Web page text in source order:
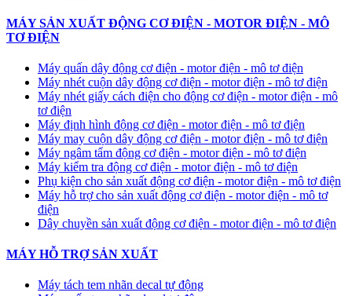
MÁY SẢN XUẤT ĐỘNG CƠ ĐIỆN - MOTOR ĐIỆN - MÔ
TƠ ĐIỆN
Máy quấn dây động cơ điện - motor điện - mô tơ điện
Máy nhét cuộn dây động cơ điện - motor điện - mô tơ điện
Máy nhét giấy cách điện cho động cơ điện - motor điện - mô
tơ điện
Máy định hình động cơ điện - motor điện - mô tơ điện
Máy may cuộn dây động cơ điện - motor điện - mô tơ điện
Máy ngâm tẩm động cơ điện - motor điện - mô tơ điện
Máy kiểm tra động cơ điện - motor điện - mô tơ điện
Phụ kiện cho sản xuất động cơ điện - motor điện - mô tơ điện
Máy hỗ trợ cho sản xuất động cơ điện - motor điện - mô tơ
điện
Dây chuyền sản xuất động cơ điện - motor điện - mô tơ điện
MÁY HỖ TRỢ SẢN XUẤT
Máy tách tem nhãn decal tự động